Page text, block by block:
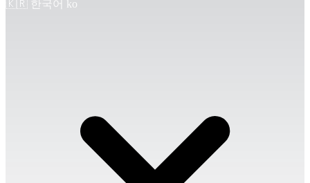
🇰🇷 한국어 ko